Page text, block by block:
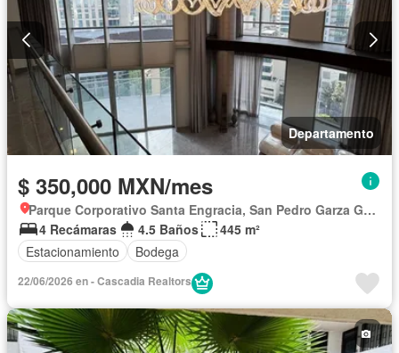
Departamento
$ 350,000 MXN/mes
Parque Corporativo Santa Engracia, San Pedro Garza García
4 Recámaras
4.5 Baños
445 m²
Estacionamiento
Bodega
22/06/2026 en - Cascadia Realtors